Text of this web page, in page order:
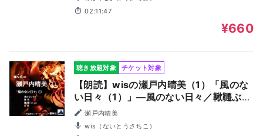
02:11:47
¥660
聴き放題対象 チケット対象
【朗読】wisの瀬戸内晴美（1）「風のな
い日々（1）」―風のない日々／鞦韆ぶら
んこ／他2編
瀬戸内晴美
wis（ないとうさちこ）